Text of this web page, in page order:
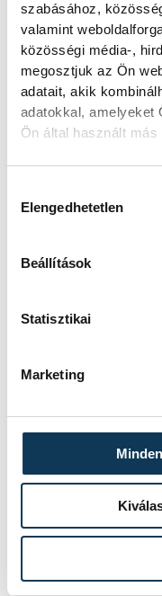
szabásához,
valamint
közösségi média-,
megosztjuk az Ön
adatait, akik
adatokkal, amelyeket
Ön által használt
Elengedhetetlen
Beállítások
Statisztikai
Marketing
Veszprém
három
lótuszvirághoz,
illetve aMona
AndreaésCsaba
Armstrong
Csernák
A legelőször